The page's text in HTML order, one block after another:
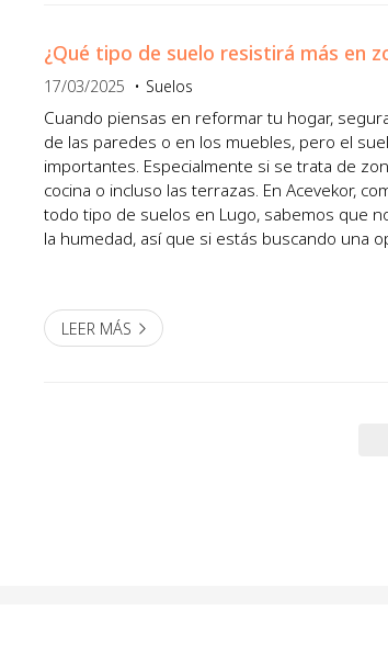
¿Qué tipo de suelo resistirá más en
17/03/2025 Suelos
Cuando piensas en reformar tu hogar,
de las paredes o en los muebles, pero el
importantes. Especialmente si se trata de
cocina o incluso las terrazas. En Acevekor,
todo tipo de suelos en Lugo, sabemos que
la humedad, así que si estás buscando una
LEER MÁS